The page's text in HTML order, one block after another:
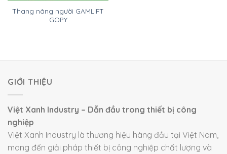
Thang nâng người GAMLIFT
GOPY
GIỚI THIỆU
Việt Xanh Industry – Dẫn đầu trong thiết bị công
nghiệp
Việt Xanh Industry là thương hiệu hàng đầu tại Việt Nam,
mang đến giải pháp thiết bị công nghiệp chất lượng và